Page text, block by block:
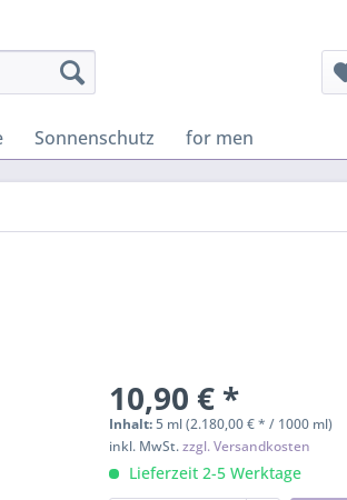
Sonnenschutz for men
10,90 € *
Inhalt:5 ml (2.180,00 € * / 1000 ml)
inkl. MwSt.zzgl. Versandkosten
Lieferzeit 2-5 Werktage